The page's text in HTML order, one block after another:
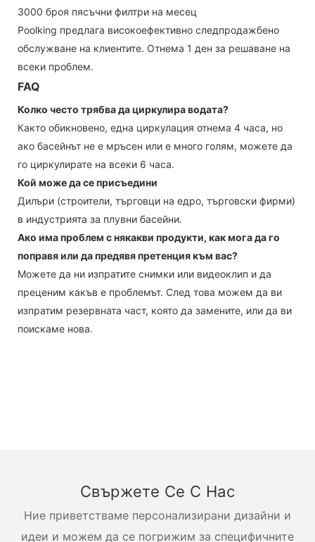
3000 броя пясъчни филтри на месец
Poolking предлага високоефективно следпродажбено
обслужване на клиентите. Отнема 1 ден за решаване на
всеки проблем.
FAQ
Колко често трябва да циркулира водата?
Както обикновено, една циркулация отнема 4 часа, но
ако басейнът не е мръсен или е много голям, можете да
го циркулирате на всеки 6 часа.
Кой може да се присъедини
Дилъри (строители, търговци на едро, търговски фирми)
в индустрията за плувни басейни.
Ако има проблем с някакви продукти, как мога да го
поправя или да предявя претенция към вас?
Можете да ни изпратите снимки или видеоклип и да
преценим какъв е проблемът. След това можем да ви
изпратим резервната част, която да замените, или да ви
поискаме нова.
Свържете Се С Нас
Ние приветстваме персонализирани дизайни и
идеи и можем да се погрижим за специфичните